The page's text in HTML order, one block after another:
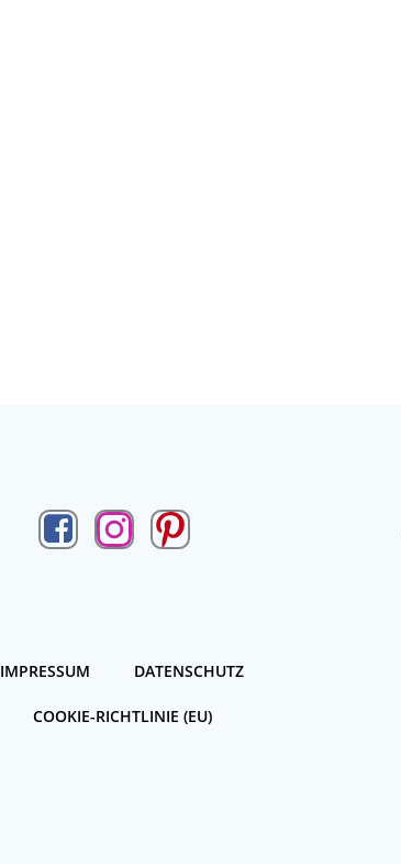
IMPRESSUM DATENSCHUTZ
COOKIE-RICHTLINIE (EU)